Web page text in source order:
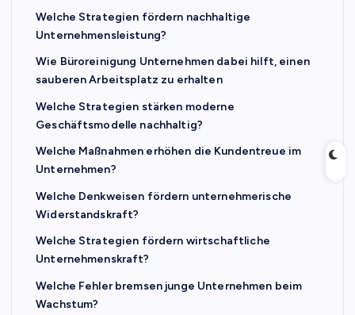
Welche Strategien fördern nachhaltige
Unternehmensleistung?
Wie Büroreinigung Unternehmen dabei hilft, einen
sauberen Arbeitsplatz zu erhalten
Welche Strategien stärken moderne
Geschäftsmodelle nachhaltig?
Welche Maßnahmen erhöhen die Kundentreue im
Unternehmen?
Welche Denkweisen fördern unternehmerische
Widerstandskraft?
Welche Strategien fördern wirtschaftliche
Unternehmenskraft?
Welche Fehler bremsen junge Unternehmen beim
Wachstum?